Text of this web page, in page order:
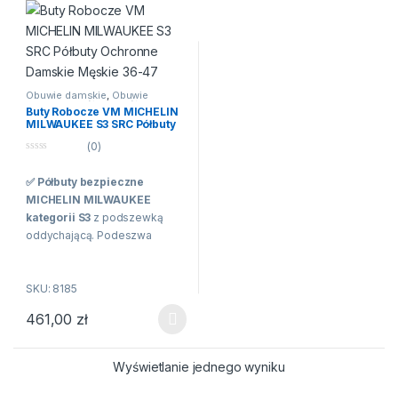
Obuwie damskie, Obuwie
ochronne Półbuty , Półbuty
Buty Robocze VM MICHELIN
MILWAUKEE S3 SRC Półbuty
36-47
a
(0)
✅ Półbuty bezpieczne
MICHELIN MILWAUKEE
kategorii S3 z podszewką
oddychającą. Podeszwa
metalowych. Innowacyjny
najwyższy komfort oraz
Przeznaczone są do wszelkich
prac w ciężkim i trudnym
SKU: 8185
461,00 zł
Ten produkt ma wiele wariantów. Opcje można wybrać na
Wyświetlanie jednego wyniku